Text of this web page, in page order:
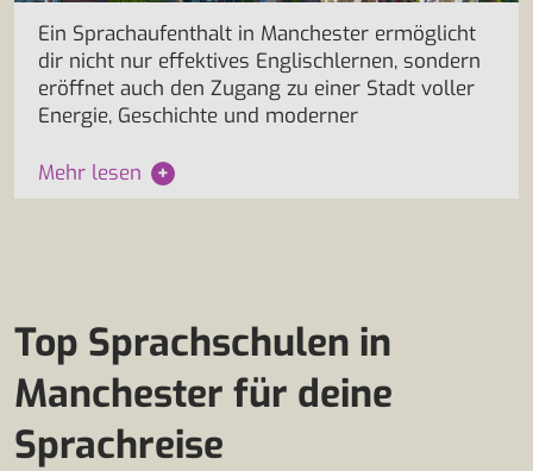
Ein Sprachaufenthalt in Manchester ermöglicht
dir nicht nur effektives Englischlernen, sondern
eröffnet auch den Zugang zu einer Stadt voller
Energie, Geschichte und moderner
Mehr lesen +
Top Sprachschulen in
Manchester für deine
Sprachreise